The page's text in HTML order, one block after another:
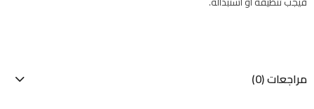
مراجعات (0)